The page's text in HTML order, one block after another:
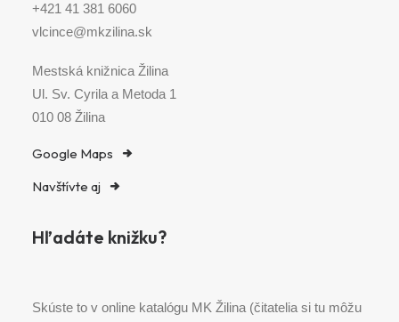
+421 41 381 6060
vlcince@mkzilina.sk
Mestská knižnica Žilina
Ul. Sv. Cyrila a Metoda 1
010 08 Žilina
Google Maps
Navštívte aj
Hľadáte knižku?
Skúste to v online katalógu MK Žilina (čitatelia si tu môžu